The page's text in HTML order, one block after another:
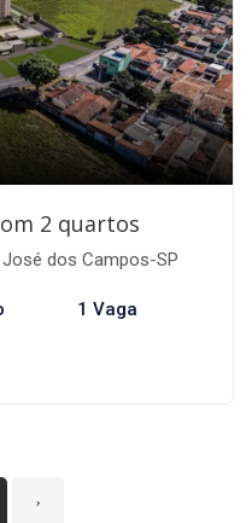
2 quartos
dos Campos-SP
1 Vaga
›